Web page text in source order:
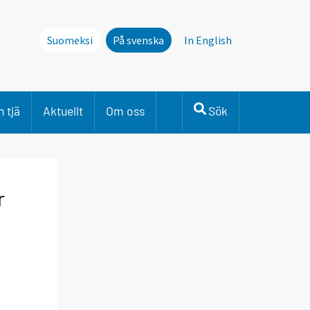
Suomeksi På svenska In English
tjä Aktuellt Om oss Sök